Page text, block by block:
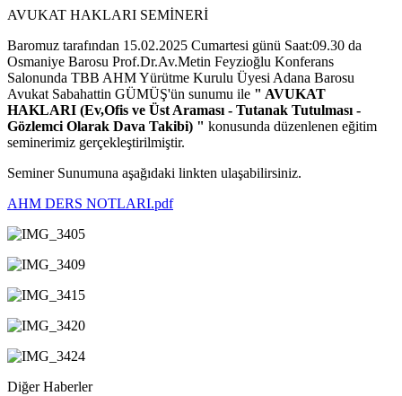
AVUKAT HAKLARI SEMİNERİ
Baromuz tarafından 15.02.2025 Cumartesi günü Saat:09.30 da
Osmaniye Barosu Prof.Dr.Av.Metin Feyzioğlu Konferans
Salonunda TBB AHM Yürütme Kurulu Üyesi Adana Barosu
Avukat Sabahattin GÜMÜŞ'ün sunumu ile " AVUKAT
HAKLARI (Ev,Ofis ve Üst Araması - Tutanak Tutulması -
Gözlemci Olarak Dava Takibi) " konusunda düzenlenen eğitim
seminerimiz gerçekleştirilmiştir.
Seminer Sunumuna aşağıdaki linkten ulaşabilirsiniz.
AHM DERS NOTLARI.pdf
Diğer Haberler